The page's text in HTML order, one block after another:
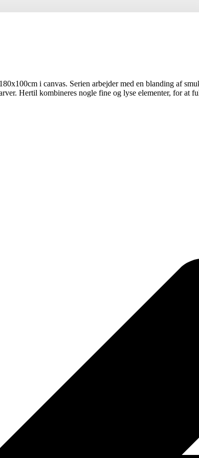
i canvas. Serien arbejder med en blanding af
Hertil kombineres nogle fine og lyse elementer, for at